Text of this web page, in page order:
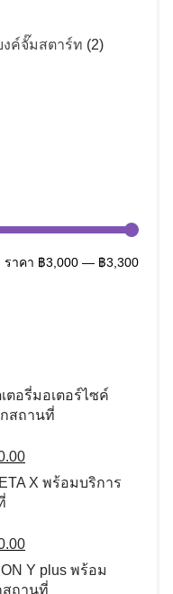
งค์จั๊มสตาร์ท (2)
ราคา
ราคา
ราคา ฿3,000 — ฿3,300
ตอรี่มอเตอร์ไซค์
สถานที่
Current
price
is:
X พร้อมบริการ
Current
price
is:
Y plus พร้อม
สถานที่